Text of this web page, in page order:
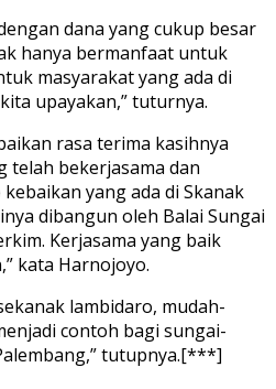
dana yang cukup besar
hanya bermanfaat untuk
masyarakat yang ada di
upayakan,” tuturnya.
rasa terima kasihnya
telah bekerjasama dan
yang ada di Skanak
dibangun oleh Balai Sungai
Kerjasama yang baik
kata Harnojoyo.
lambidaro, mudah-
contoh bagi sungai-
tutupnya.[***]